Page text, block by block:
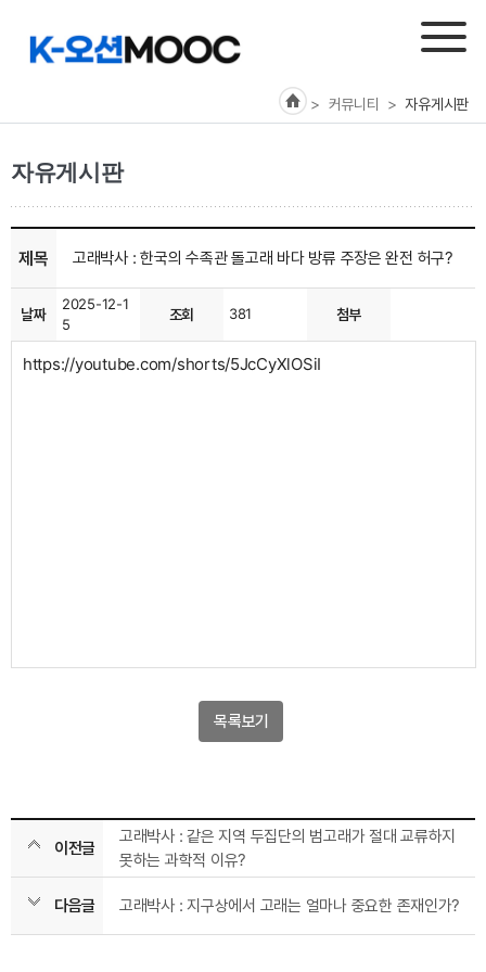
> 커뮤니티 > 자유게시판
자유게시판
제목 고래박사 : 한국의 수족관 돌고래 바다 방류 주장은 완전 허구?
날짜
2025-12-1
5
조회 381 첨부
https://youtube.com/shorts/5JcCyXlOSiI
목록보기
이전글
고래박사 : 같은 지역 두집단의 범고래가 절대 교류하지
못하는 과학적 이유?
다음글 고래박사 : 지구상에서 고래는 얼마나 중요한 존재인가?